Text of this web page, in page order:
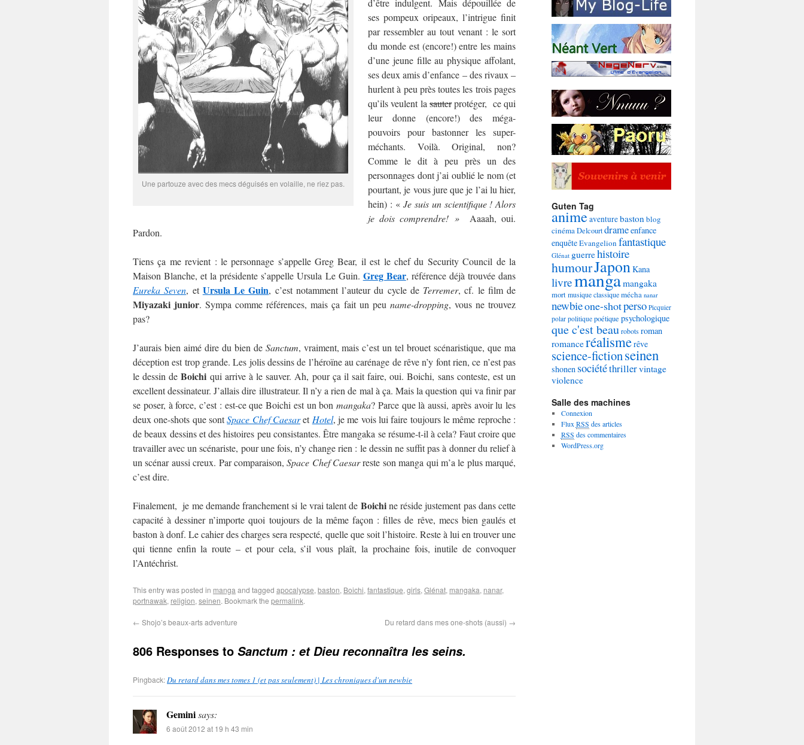
Une partouze avec des mecs déguisés en volaille, ne riez pas.
d’être indulgent. Mais dépouillée de
ses pompeux oripeaux, l’intrigue finit
par ressembler au tout venant : le sort
du monde est (encore!) entre les mains
d’une jeune fille au physique affolant,
ses deux amis d’enfance – des rivaux –
hurlent à peu près toutes les trois pages
qu’ils veulent lasauterprotéger, ce qui
leur donne (encore!) des méga-
pouvoirs pour bastonner les super-
méchants. Voilà. Original, non?
Comme le dit à peu près un des
personnages dont j’ai oublié le nom (et
pourtant, je vous jure que je l’ai lu hier,
hein) : «Je suis un scientifique ! Alors
je dois comprendre! »Aaaah, oui.
Pardon.
Tiens ça me revient : le personnage s’appelle Greg Bear, il est le chef du Security Council de la
Maison Blanche, et la présidente s’appelle Ursula Le Guin. Greg Bear, référence déjà trouvée dans
Eureka Seven, et Ursula Le Guin, c’est notamment l’auteur du cycle de Terremer, cf. le film de
Miyazaki junior. Sympa comme références, mais ça fait un peu name-dropping, vous ne trouvez
pas?
J’aurais bien aimé dire du bien de Sanctum, vraiment, mais c’est un tel brouet scénaristique, que ma
déception est trop grande. Les jolis dessins de l’héroïne au carénage de rêve n’y font rien, ce n’est pas
le dessin deBoichi qui arrive à le sauver. Ah, pour ça il sait faire, oui. Boichi, sans conteste, est un
excellent dessinateur. J’allais dire illustrateur. Il n’y a rien de mal à ça. Mais la question qui va finir par
se poser, à force, c’est : est-ce que Boichi est un bon mangaka? Parce que là aussi, après avoir lu les
deux one-shots que sontSpace Chef Caesaret Hotel, je me vois lui faire toujours le même reproche :
de beaux dessins et des histoires peu consistantes. Être mangaka se résume-t-il à cela? Faut croire que
travailler avec un scénariste, pour une fois, n’y change rien : le dessin ne suffit pas à donner du relief à
un scénar aussi creux. Par comparaison,Space Chef Caesarreste son manga qui m’a le plus marqué,
c’est dire.
Finalement, je me demande franchement si le vrai talent de Boichine réside justement pas dans cette
capacité à dessiner n’importe quoi toujours de la même façon : filles de rêve, mecs bien gaulés et
baston à donf. Le cahier des charges sera respecté, quelle que soit l’histoire. Reste à lui en trouver une
qui tienne enfin la route – et pour cela, s’il vous plaît, la prochaine fois, inutile de convoquer
l’Antéchrist.
This entry was posted in manga and tagged apocalypse, baston, Boichi, fantastique, girls, Glénat, mangaka, nanar,
portnawak, religion, seinen. Bookmark the permalink.
← Shojo’s beaux-arts adventure Du retard dans mes one-shots (aussi) →
806 Responses to Sanctum : et Dieu reconnaîtra les seins.
Pingback:Du retard dans mes tomes 1 (et pas seulement) | Les chroniques d'un newbie
Geminisays:
6 août 2012 at 19 h 43 min
Guten Tag
animeaventurebaston blog
cinémaDelcourtdrameenfance
enquêteEvangelion fantastique
Glénat guerrehistoire
humourJapon Kana
livremangamangaka
mortmusique classiquemécha nanar
newbieone-shotperso Picquier
polar politique poétique psychologique
que c'est beaurobotsroman
romanceréalismerêve
science-fictionseinen
shonen sociététhrillervintage
violence
Salle des machines
Connexion
Flux RSS des articles
RSS des commentaires
WordPress.org